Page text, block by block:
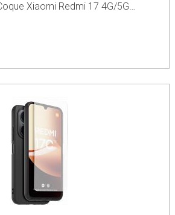
Xiaomi Redmi 17 4G/5G…